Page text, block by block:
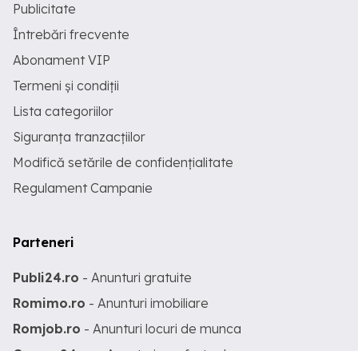
Publicitate
Întrebări frecvente
Abonament VIP
Termeni și condiții
Lista categoriilor
Siguranța tranzacțiilor
Modifică setările de confidențialitate
Regulament Campanie
Parteneri
Publi24.ro - Anunturi gratuite
Romimo.ro - Anunturi imobiliare
Romjob.ro - Anunturi locuri de munca